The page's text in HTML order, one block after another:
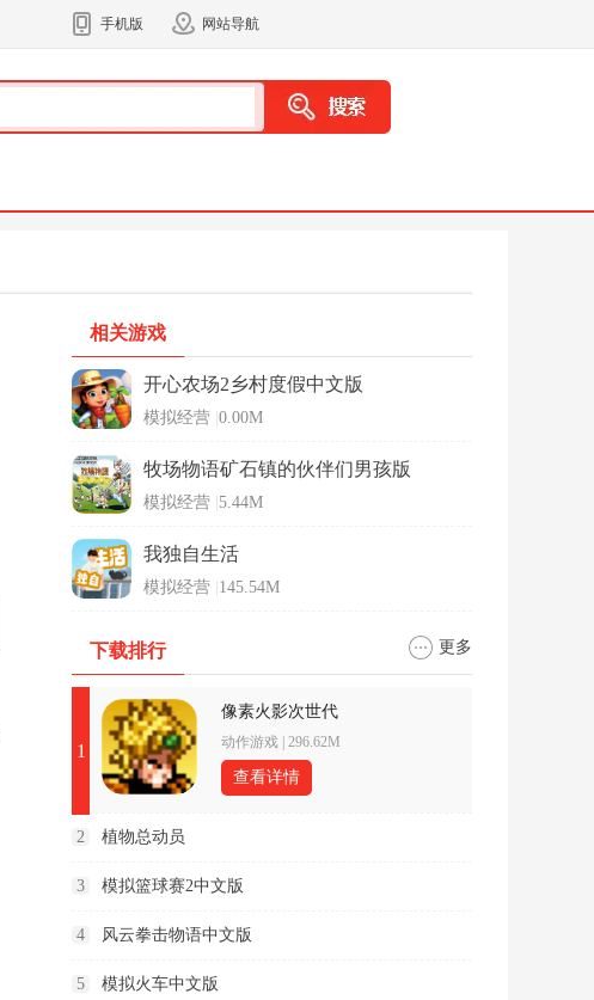
手机版 网站导航
相关游戏
开心农场2乡村度假中文版
模拟经营 0.00M
牧场物语矿石镇的伙伴们男孩版
模拟经营 5.44M
我独自生活
模拟经营 145.54M
下载排行 更多
1
像素火影次世代
动作游戏 296.62M
查看详情
2 植物总动员
3 模拟篮球赛2中文版
4 风云拳击物语中文版
5 模拟火车中文版